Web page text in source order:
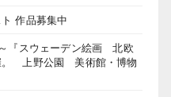
作品募集中
『スウェーデン絵画 北欧
。 上野公園 美術館・博物